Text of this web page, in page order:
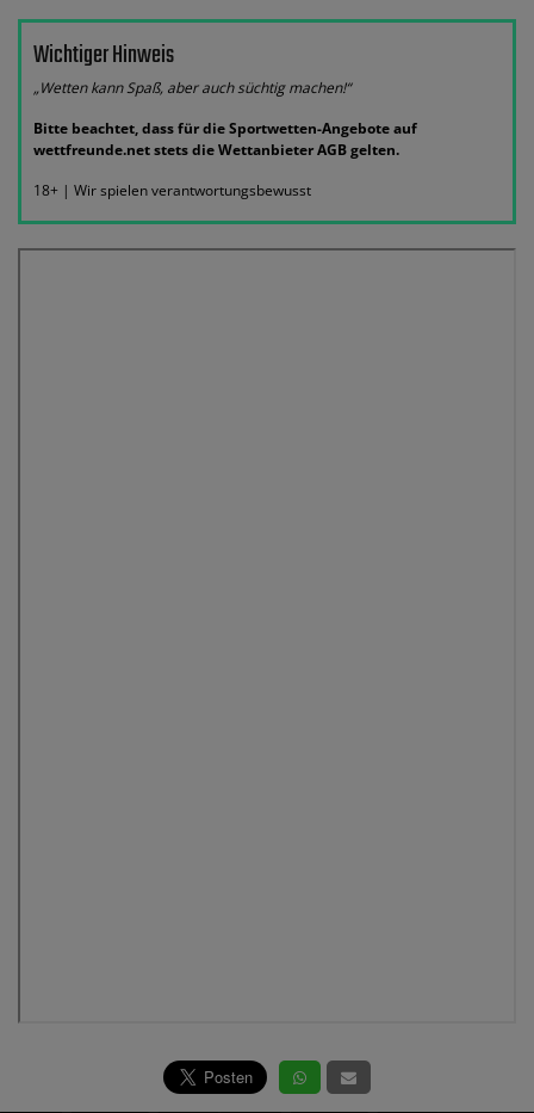
Wichtiger Hinweis
„Wetten kann Spaß, aber auch süchtig machen!“
Bitte beachtet, dass für die Sportwetten-Angebote auf
wettfreunde.net stets die Wettanbieter AGB gelten.
18+ | Wir spielen verantwortungsbewusst